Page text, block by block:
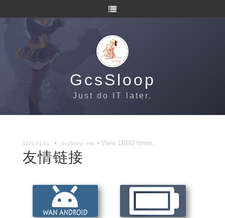
GcsSloop
Just do IT later.
1970-01-01 • GcsSloop, info • View 11893 times.
友情链接